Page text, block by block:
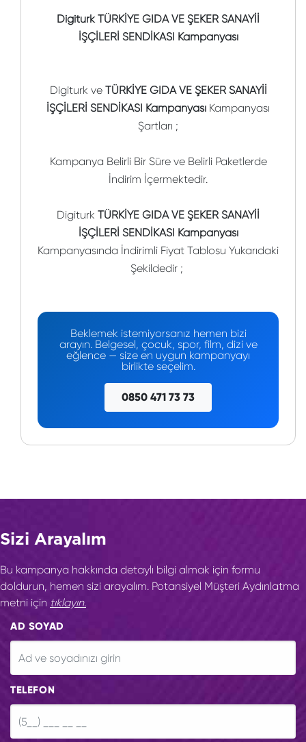
Digiturk TÜRKİYE GIDA VE ŞEKER SANAYİİ
İŞÇİLERİ SENDİKASI Kampanyası
Digiturk ve TÜRKİYE GIDA VE ŞEKER SANAYİİ
İŞÇİLERİ SENDİKASI Kampanyası Kampanyası
Şartları ;
Kampanya Belirli Bir Süre ve Belirli Paketlerde
İndirim İçermektedir.
Digiturk TÜRKİYE GIDA VE ŞEKER SANAYİİ
İŞÇİLERİ SENDİKASI Kampanyası
Kampanyasında İndirimli Fiyat Tablosu Yukarıdaki
Şekildedir ;
Beklemek istemiyorsanız hemen bizi
arayın. Belgesel, çocuk, spor, film, dizi ve
eğlence — size en uygun kampanyayı
birlikte seçelim.
0850 471 73 73
Sizi Arayalım
Bu kampanya hakkında detaylı bilgi almak için formu
doldurun, hemen sizi arayalım. Potansiyel Müşteri Aydınlatma
metni için tıklayın.
AD SOYAD
TELEFON